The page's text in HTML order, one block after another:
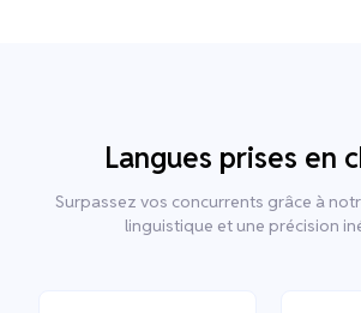
Langues prises en
Surpassez vos concurrents grâce à
linguistique et une précision